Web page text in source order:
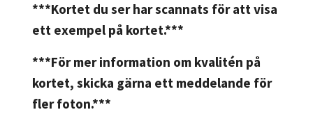
***Kortet du ser har scannats för att visa
ett exempel på kortet.***
***För mer information om kvalitén på
kortet, skicka gärna ett meddelande för
fler foton.***